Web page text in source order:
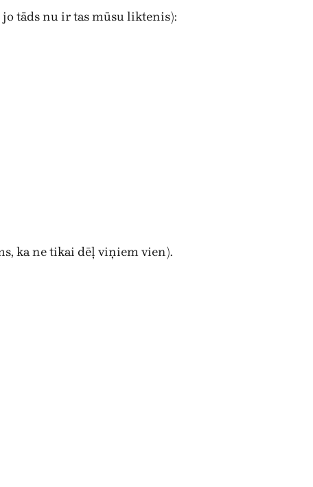
tāds nu ir tas mūsu liktenis):
ka ne tikai dēļ viņiem vien).